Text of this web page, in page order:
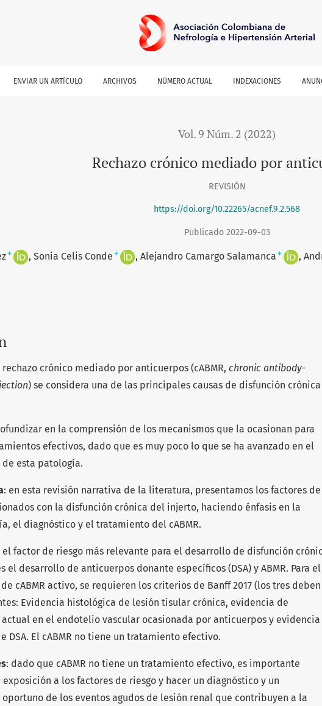
ENVIAR UN ARTÍCULO ARCHIVOS NÚMERO ACTUAL INDEXACIONES
Vol. 9 Núm. 2 (2022)
Rechazo crónico mediado por
REVISIÓN
https://doi.org/10.22265/acnef.9.2.568
Publicado 2022-09-03
+ Sonia Celis Conde + Alejandro Camargo Salamanca +
rechazo crónico mediado por anticuerpos (cABMR, chronic antibody-
) se considera una de las principales causas de disfunción crónica
en la comprensión de los mecanismos que la ocasionan para
efectivos, dado que es muy poco lo que se ha avanzado en el
esta patología.
: en esta revisión narrativa de la literatura, presentamos los factores de
con la disfunción crónica del injerto, haciendo énfasis en la
el diagnóstico y el tratamiento del cABMR.
el factor de riesgo más relevante para el desarrollo de disfunción
el desarrollo de anticuerpos donante específicos (DSA) y ABMR. Para el
cABMR activo, se requieren los criterios de Banff 2017 (los tres deben
Evidencia histológica de lesión tisular crónica, evidencia de
en el endotelio vascular ocasionada por anticuerpos y evidencia
DSA. El cABMR no tiene un tratamiento efectivo.
: dado que cABMR no tiene un tratamiento efectivo, es importante
a los factores de riesgo y hacer un diagnóstico y un
de los eventos agudos de lesión renal que contribuyen a la